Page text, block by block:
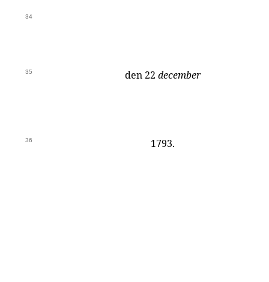
34
35 den 22 december
36 1793.